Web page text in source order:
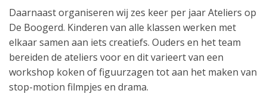
Daarnaast organiseren wij zes keer per jaar Ateliers op
De Boogerd. Kinderen van alle klassen werken met
elkaar samen aan iets creatiefs. Ouders en het team
bereiden de ateliers voor en dit varieert van een
workshop koken of figuurzagen tot aan het maken van
stop-motion filmpjes en drama.